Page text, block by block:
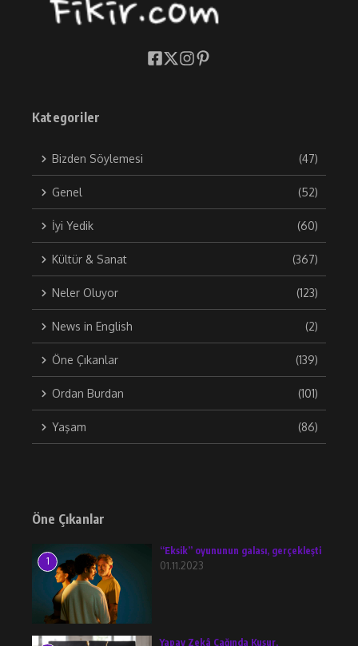
Kategoriler
Bizden Söylemesi (47)
Genel (52)
İyi Yedik (60)
Kültür & Sanat (367)
Neler Oluyor (123)
News in English (2)
Öne Çıkanlar (139)
Ordan Burdan (101)
Yaşam (86)
Öne Çıkanlar
1
“Eksik” oyununun galası, gerçekleşti
01.11.2023
Yapay Zekâ Çağında Kusur,